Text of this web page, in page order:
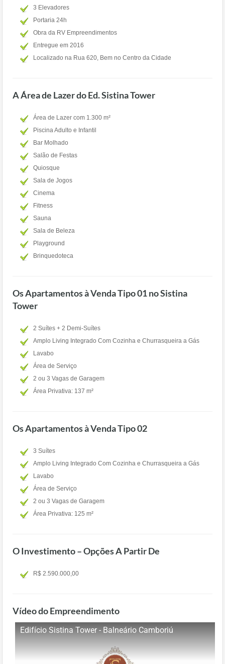
3 Elevadores
Portaria 24h
Obra da RV Empreendimentos
Entregue em 2016
Localizado na Rua 620, Bem no Centro da Cidade
A Área de Lazer do Ed. Sistina Tower
Área de Lazer com 1.300 m²
Piscina Adulto e Infantil
Bar Molhado
Salão de Festas
Quiosque
Sala de Jogos
Cinema
Fitness
Sauna
Sala de Beleza
Playground
Brinquedoteca
Os Apartamentos à Venda Tipo 01 no Sistina
Tower
2 Suítes + 2 Demi-Suítes
Amplo Living Integrado Com Cozinha e Churrasqueira a Gás
Lavabo
Área de Serviço
2 ou 3 Vagas de Garagem
Área Privativa: 137 m²
Os Apartamentos à Venda Tipo 02
3 Suítes
Amplo Living Integrado Com Cozinha e Churrasqueira a Gás
Lavabo
Área de Serviço
2 ou 3 Vagas de Garagem
Área Privativa: 125 m²
O Investimento – Opções A Partir De
R$ 2.590.000,00
Vídeo do Empreendimento
Edifício Sistina Tower - Balneário Camboriú